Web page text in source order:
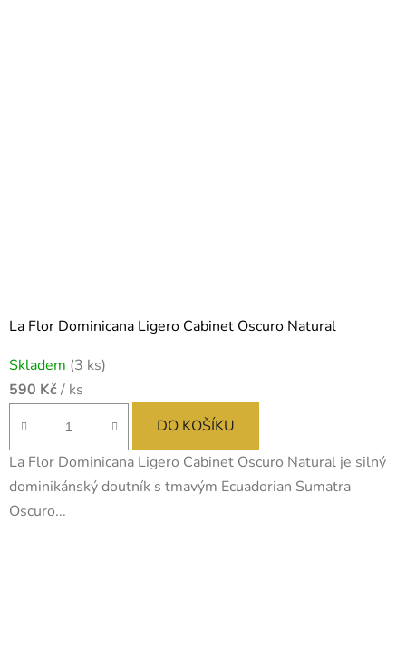
La Flor Dominicana Ligero Cabinet Oscuro Natural
Skladem (3 ks)
590 Kč/ ks
DO KOŠÍKU
La Flor Dominicana Ligero Cabinet Oscuro Natural je silný
dominikánský doutník s tmavým Ecuadorian Sumatra
Oscuro...